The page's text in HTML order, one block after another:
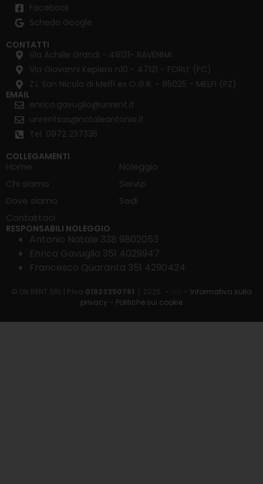
Facebook
Scheda Google
CONTATTI
Via Achille Grandi - 48121- RAVENNA
Via Giovanni Keplero n10 - 47121 - FORLI’ (FC)
Z.I. San Nicola di Melfi ex O.G.R. - 85025 - MELFI (PZ)
EMAIL
enrico.gavuglio@unrent.it
unrentsas@nataleantonio.it
Tel. 0972 237335
COLLEGAMENTI
Home
Chi siamo
Dove siamo
Contattaci
Noleggio
Servizi
Sedi
RESPONSABILI NOLEGGIO
Antonio Natale 338 9802053
Enrico Gavuglio 351 4029947
Francesco Quaranta 351 4290424
© UN RENT SRL | P.Iva 01923350761 | 2025. – – Informativa sulla
privacy – Politiche sui cookie